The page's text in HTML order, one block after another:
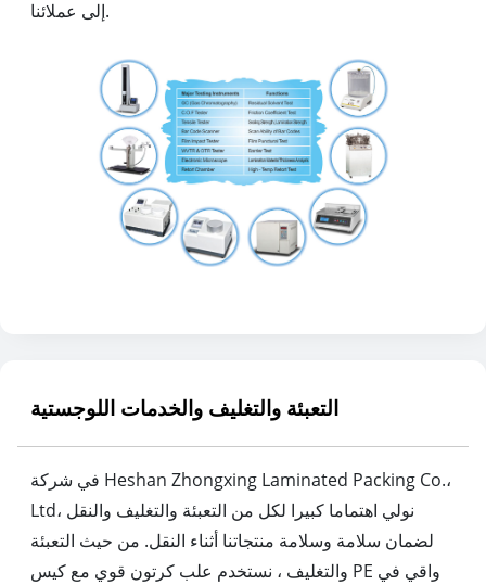
إلى عملائنا.
التعبئة والتغليف والخدمات اللوجستية
في شركة Heshan Zhongxing Laminated Packing Co.،
Ltd، نولي اهتماما كبيرا لكل من التعبئة والتغليف والنقل
لضمان سلامة وسلامة منتجاتنا أثناء النقل. من حيث التعبئة
والتغليف ، نستخدم علب كرتون قوي مع كيس PE واقي في